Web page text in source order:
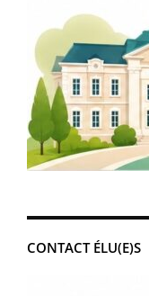
CONTACT ÉLU(E)S